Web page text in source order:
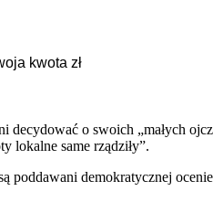
o swoich „małych
lokalne same rządziły”.
demokratycznej